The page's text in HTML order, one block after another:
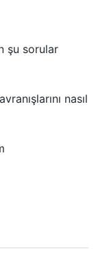
şu sorular
nasıl